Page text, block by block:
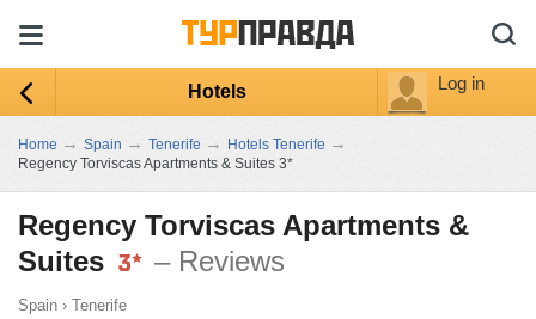
Hotels Log in
Home → Spain → Tenerife → Hotels Tenerife →
Regency Torviscas Apartments & Suites 3*
Regency Torviscas Apartments &
Suites
– Reviews
Spain › Tenerife